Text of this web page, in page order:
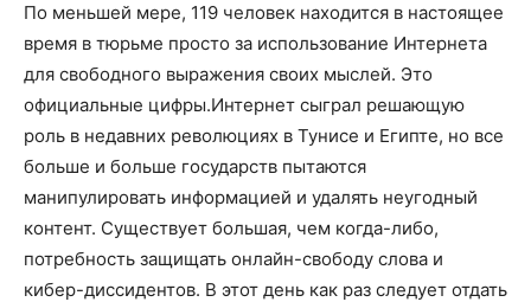
По меньшей мере, 119 человек находится в настоящее
время в тюрьме просто за использование Интернета
для свободного выражения своих мыслей. Это
официальные цифры.Интернет сыграл решающую
роль в недавних революциях в Тунисе и Египте, но все
больше и больше государств пытаются
манипулировать информацией и удалять неугодный
контент. Существует большая, чем когда-либо,
потребность защищать онлайн-свободу слова и
кибер-диссидентов. В этот день как раз следует отдать